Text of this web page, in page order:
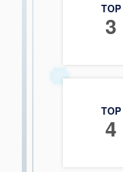
TOP
3
TOP
4